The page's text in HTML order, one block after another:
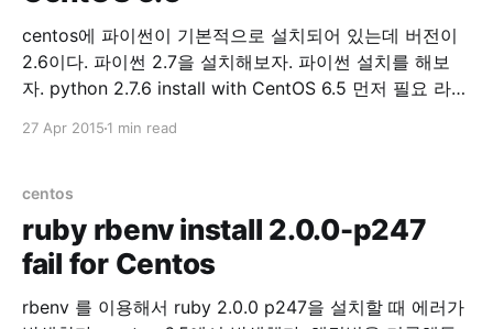
centos에 파이썬이 기본적으로 설치되어 있는데 버전이
2.6이다. 파이썬 2.7을 설치해보자. 파이썬 설치를 해보
자. python 2.7.6 install with CentOS 6.5 먼저 필요 라이
yum install zlib-devel bzip2-devel openssl-devel
gdbm-devel db4-devel libpcap-devel xz-devel wget
으로 파이썬 설치파일
27 Apr 2015 1 min read
centos
ruby rbenv install 2.0.0-p247
fail for Centos
rbenv 를 이용해서 ruby 2.0.0 p247을 설치할 때 에러가